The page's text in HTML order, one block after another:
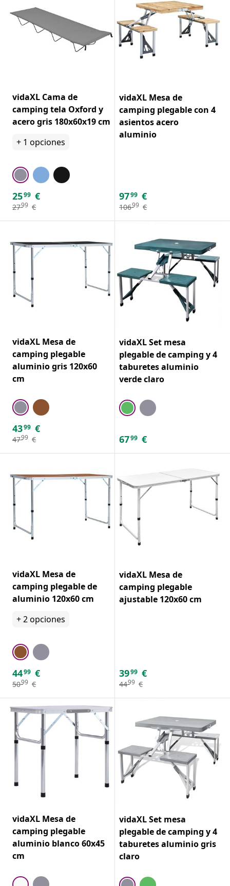
vidaXL Cama de
camping tela Oxford y
acero gris 180x60x19 cm
+ 1 opciones
2599 €
2799 €
vidaXL Mesa de
camping plegable con 4
asientos acero
aluminio
9799 €
10699 €
vidaXL Mesa de
camping plegable
aluminio gris 120x60
cm
4399 €
4799 €
vidaXL Set mesa
plegable de camping y 4
taburetes aluminio
verde claro
6799 €
vidaXL Mesa de
camping plegable de
aluminio 120x60 cm
+2opciones
4499 €
5099 €
vidaXL Mesa de
camping plegable
ajustable 120x60 cm
3999 €
4499 €
vidaXL Mesa de
camping plegable
aluminio blanco 60x45
cm
vidaXL Set mesa
plegable de camping y 4
taburetes aluminio gris
claro